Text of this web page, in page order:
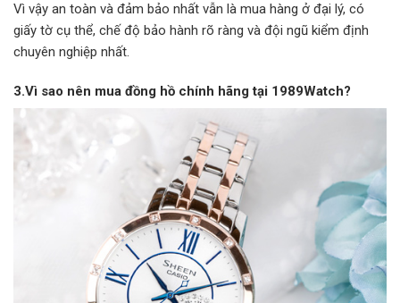
Vì vậy an toàn và đảm bảo nhất vẫn là mua hàng ở đại lý, có
giấy tờ cụ thể, chế độ bảo hành rõ ràng và đội ngũ kiểm định
chuyên nghiệp nhất.
3.Vì sao nên mua đồng hồ chính hãng tại 1989Watch?